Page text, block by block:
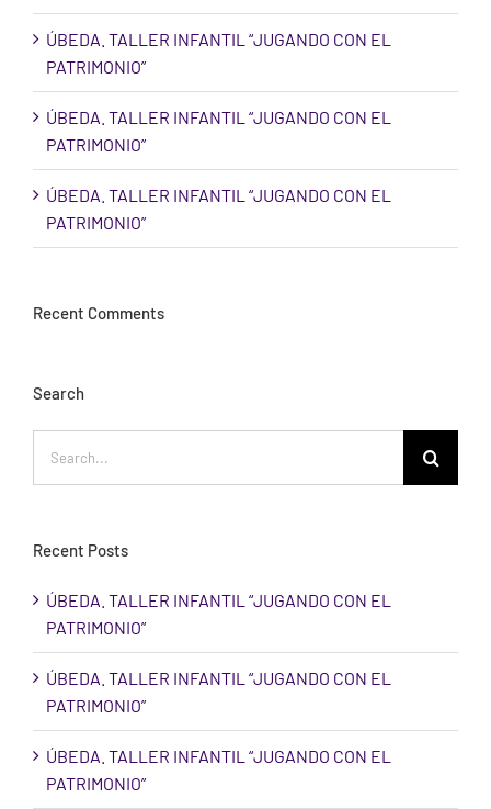
ÚBEDA. TALLER INFANTIL “JUGANDO CON EL
PATRIMONIO”
ÚBEDA. TALLER INFANTIL “JUGANDO CON EL
PATRIMONIO”
ÚBEDA. TALLER INFANTIL “JUGANDO CON EL
PATRIMONIO”
Recent Comments
Search
for:
Recent Posts
ÚBEDA. TALLER INFANTIL “JUGANDO CON EL
PATRIMONIO”
ÚBEDA. TALLER INFANTIL “JUGANDO CON EL
PATRIMONIO”
ÚBEDA. TALLER INFANTIL “JUGANDO CON EL
PATRIMONIO”